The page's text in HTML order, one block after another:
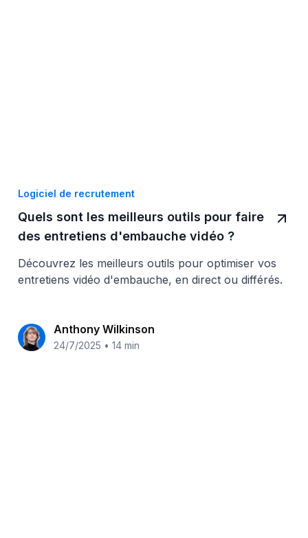
Logiciel de recrutement
Quels sont les meilleurs outils pour faire
des entretiens d'embauche vidéo ?
Découvrez les meilleurs outils pour optimiser vos
entretiens vidéo d'embauche, en direct ou différés.
Anthony Wilkinson
24/7/2025 • 14 min